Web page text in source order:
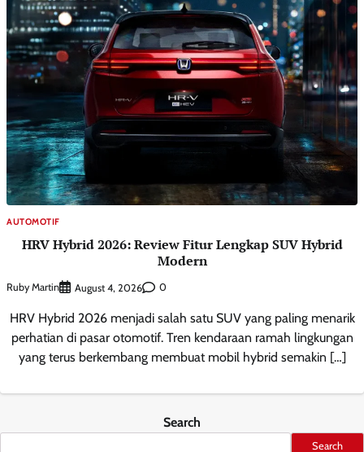
AUTOMOTIF
HRV Hybrid 2026: Review Fitur Lengkap SUV Hybrid
Modern
Ruby Martin August 4, 2026 0
HRV Hybrid 2026 menjadi salah satu SUV yang paling menarik
perhatian di pasar otomotif. Tren kendaraan ramah lingkungan
yang terus berkembang membuat mobil hybrid semakin […]
Search
Search